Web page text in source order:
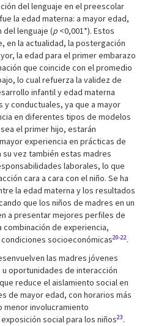
del lenguaje en el preescolar
la edad materna: a mayor edad,
lenguaje (p <0,001*). Estos
en la actualidad, la postergación
la edad para el primer embarazo
que coincide con el promedio
lo cual refuerza la validez de
infantil y edad materna
conductuales, ya que a mayor
en diferentes tipos de modelos
el primer hijo, estarán
experiencia en prácticas de
vez también estas madres
laborales, lo que
cara a cara con el niño. Se ha
la edad materna y los resultados
que los niños de madres en un
a presentar mejores perfiles de
de experiencia,
socioeconómicas20-22.
las madres jóvenes
oportunidades de interacción
reduce el aislamiento social en
de mayor edad, con horarios más
menor involucramiento
social para los niños23.